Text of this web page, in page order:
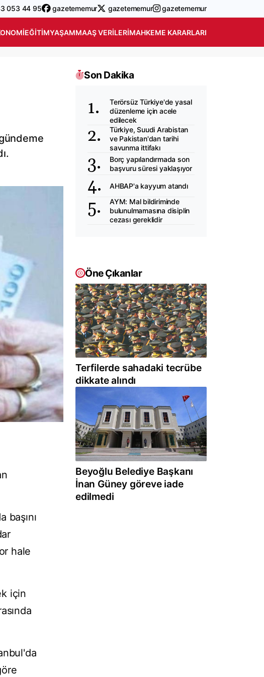
053 44 95 gazetememur gazetememur gazetememur
EĞITIMYAŞAMMAAŞ VERILERIMAHKEME KARARLARI
başını
hale
için
Son Dakika
Terörsüz Türkiye'de yasal
düzenleme için acele
edilecek
Türkiye, Suudi Arabistan
ve Pakistan'dan tarihi
savunma ittifakı
Borç yapılandırmada son
başvuru süresi yaklaşıyor
AHBAP'a kayyum atandı
AYM: Mal bildiriminde
bulunulmamasına disiplin
cezası gereklidir
Öne Çıkanlar
Terfilerde sahadaki tecrübe
dikkate alındı
Beyoğlu Belediye Başkanı
İnan Güney göreve iade
edilmedi